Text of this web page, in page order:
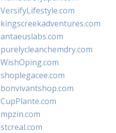
VersifyLifestyle.com
kingscreekadventures.com
antaeuslabs.com
purelycleanchemdry.com
WishOping.com
shoplegacee.com
bonvivantshop.com
CupPlante.com
mpzin.com
stcreal.com